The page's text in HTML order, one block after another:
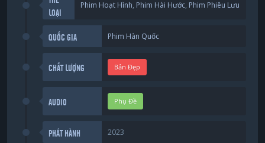
LOẠI
Phim Hoạt Hình, Phim Hài Hước, Phim Phiêu Lưu
QUỐC GIA Phim Hàn Quốc
CHẤT LƯỢNG Bản Đẹp
AUDIO Phụ Đề
PHÁT HÀNH 2023